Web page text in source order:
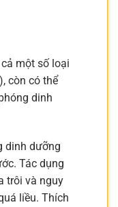
một số loại
còn có thể
dinh
dinh dưỡng
Tác dụng
trôi và nguy
liều. Thích